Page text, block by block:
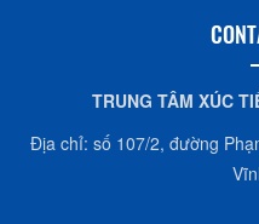
TRUNG TÂM XÚC
Địa chỉ: số 107/2, đường